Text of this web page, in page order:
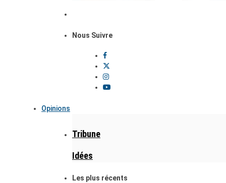
Nous Suivre
Opinions
Tribune
Idées
Les plus récents